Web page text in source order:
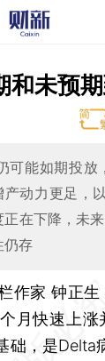
和未预
可能如期投放
产动力更足，
在下降，未
仍存
作家 钟正
月快速上
，是Delta